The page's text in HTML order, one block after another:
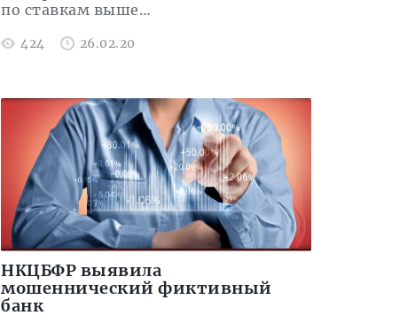
по ставкам выше…
424 26.02.20
НКЦБФР выявила
мошеннический фиктивный
банк